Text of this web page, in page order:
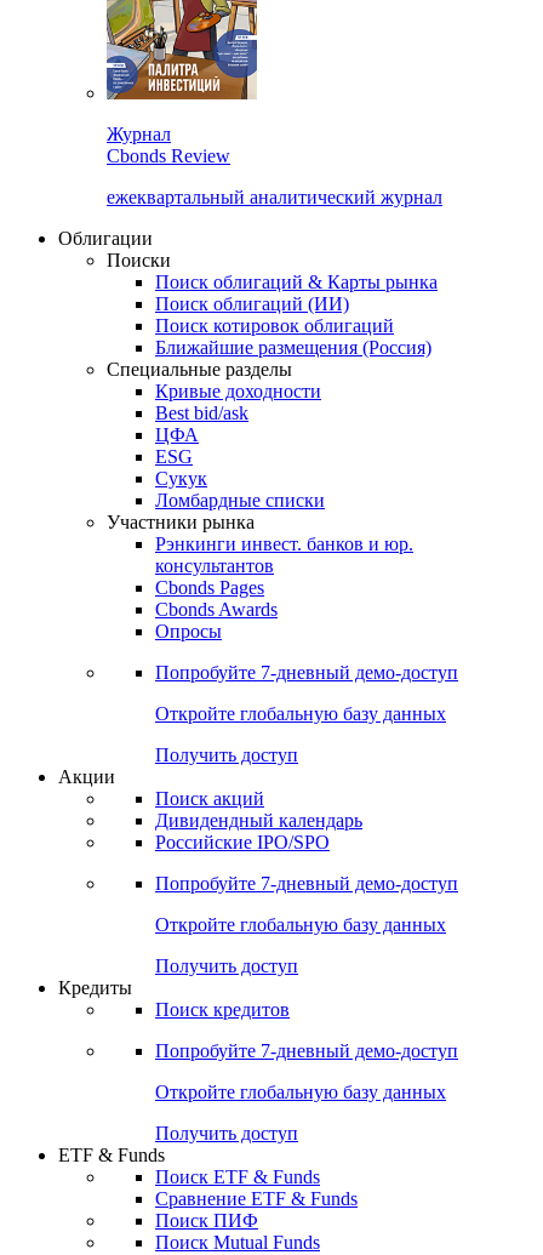
Cbonds Review
ежеквартальный аналитический журнал
Облигации
Поиски
Поиск облигаций & Карты рынка
Поиск облигаций (ИИ)
Поиск котировок облигаций
Ближайшие размещения (Россия)
Специальные разделы
Кривые доходности
Best bid/ask
ЦФА
ESG
Сукук
Ломбардные списки
Участники рынка
Рэнкинги инвест. банков и юр.
Cbonds Pages
Опросы
Попробуйте7-дневный
Откройте глобальную базу данных
Получить доступ
Поиск акций
Российские IPO/SPO
Попробуйте7-дневный
Откройте глобальную базу данных
Получить доступ
Поиск кредитов
Попробуйте7-дневный
Откройте глобальную базу данных
Получить доступ
ETF & Funds